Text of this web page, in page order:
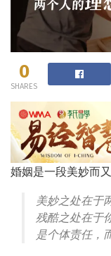
0
SHARES
婚姻是一段美妙而
美妙之处在于
残酷之处在于
是个体责任，